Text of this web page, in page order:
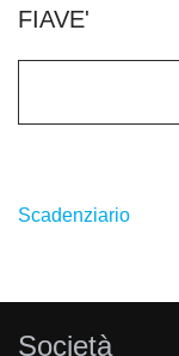
FIAVE'
Scadenziario
Società